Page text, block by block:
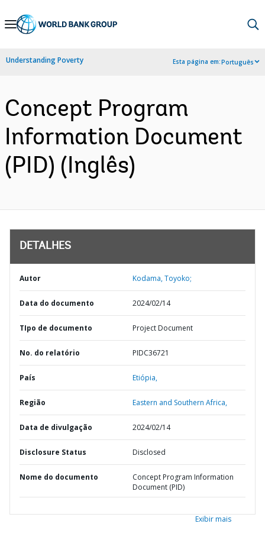
Skip
Navigation
Understanding Poverty Esta página em:Português
Concept Program
Information Document
(PID) (Inglês)
DETALHES
Autor Kodama, Toyoko;
Data do documento 2024/02/14
TIpo de documento Project Document
No. do relatório PIDC36721
País Etiópia,
Região Eastern and Southern Africa,
Data de divulgação 2024/02/14
Disclosure Status Disclosed
Nome do documento
Concept Program Information
Document (PID)
Exibir mais